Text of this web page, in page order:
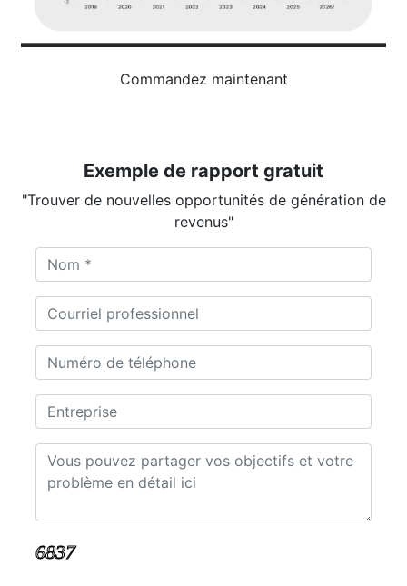
Commandez maintenant
Exemple de rapport gratuit
"Trouver de nouvelles opportunités de génération de
revenus"